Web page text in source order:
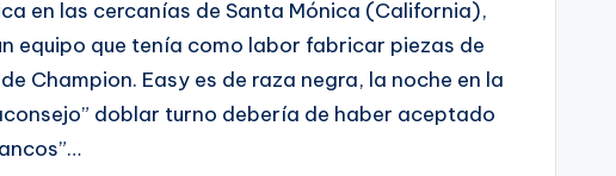
en las cercanías de Santa Mónica (California),
equipo que tenía como labor fabricar piezas de
Champion. Easy es de raza negra, la noche en la
doblar turno debería de haber aceptado